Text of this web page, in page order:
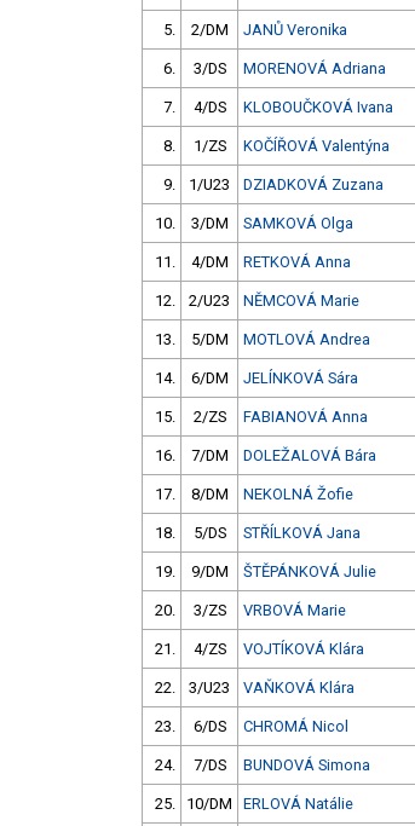
5. 2/DM JANŮ Veronika
6. 3/DS MORENOVÁ Adriana
7. 4/DS KLOBOUČKOVÁ Ivana
8. 1/ZS KOČÍŘOVÁ Valentýna
9. 1/U23 DZIADKOVÁ Zuzana
10. 3/DM SAMKOVÁ Olga
11. 4/DM RETKOVÁ Anna
12. 2/U23 NĚMCOVÁ Marie
13. 5/DM MOTLOVÁ Andrea
14. 6/DM JELÍNKOVÁ Sára
15. 2/ZS FABIANOVÁ Anna
16. 7/DM DOLEŽALOVÁ Bára
17. 8/DM NEKOLNÁ Žofie
18. 5/DS STŘÍLKOVÁ Jana
19. 9/DM ŠTĚPÁNKOVÁ Julie
20. 3/ZS VRBOVÁ Marie
21. 4/ZS VOJTÍKOVÁ Klára
22. 3/U23 VAŇKOVÁ Klára
23. 6/DS CHROMÁ Nicol
24. 7/DS BUNDOVÁ Simona
25. 10/DM ERLOVÁ Natálie